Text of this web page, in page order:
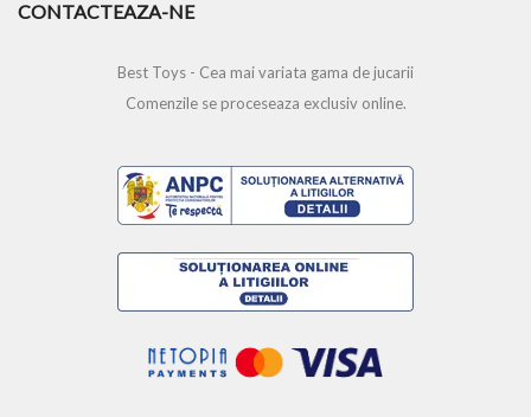
CONTACTEAZA-NE
Best Toys - Cea mai variata gama de jucarii
Comenzile se proceseaza exclusiv online.